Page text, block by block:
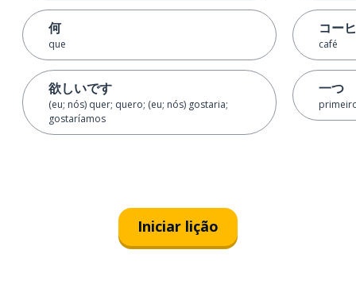
何
que
欲しいです
(eu; nós) quer; quero; (eu; nós) gostaria;
gostaríamos
コー
café
一つ
Iniciar lição